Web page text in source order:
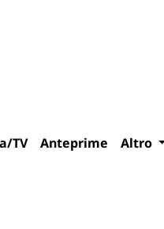
TV Anteprime Altro